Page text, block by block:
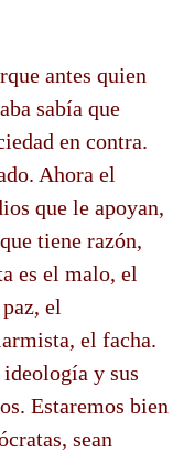
antes quien
sabía que
en contra.
Ahora el
que le apoyan,
tiene razón,
es el malo, el
el
el facha.
y sus
Estaremos bien
sean